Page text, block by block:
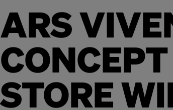
ARS
CONCEPT
STORE